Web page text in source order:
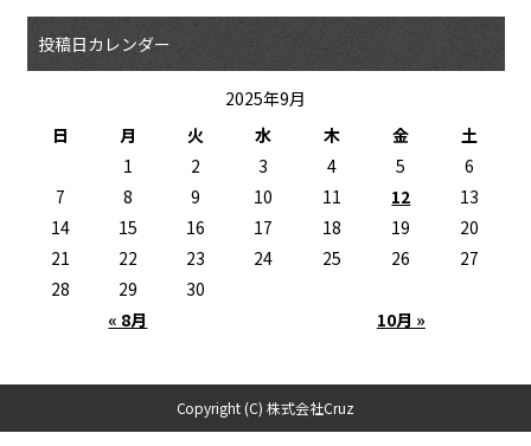
投稿日カレンダー
2025年9月
日
月 火 水 木 金 土
« 8月 10月 »
1 2 3 4 5
6
7
8 9 10 11 12
13
14
15 16 17 18 19
20
21
22 23 24 25 26
27
28
29 30
Copyright (C) 株式会社Cruz